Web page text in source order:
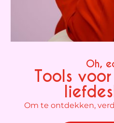
Oh,
Tools
Om te ontdekken,